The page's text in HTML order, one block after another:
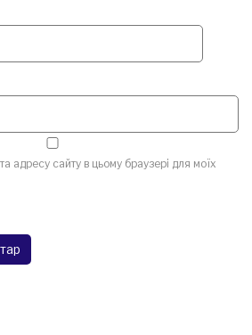
адресу сайту в цьому браузері для моїх